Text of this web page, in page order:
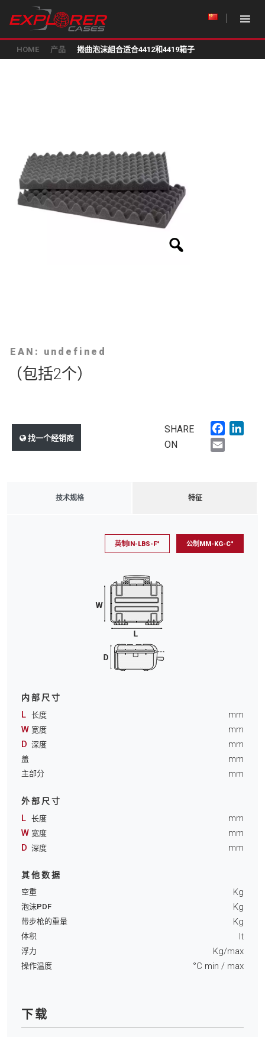
HOME 产品 捲曲泡沫組合适合4412和4419箱子
EAN: undefined
（包括2个）
找一个经销商
SHARE
ON
技术规格 特征
英制IN-LBS-F° 公制MM-KG-C°
内部尺寸
L 长度
mm
W 宽度
mm
D 深度 mm
盖 mm
主部分 mm
外部尺寸
L 长度
mm
W 宽度
mm
D 深度 mm
其他数据
空重 Kg
泡沫PDF Kg
带步枪的重量 Kg
体积 lt
浮力 Kg/max
操作温度 °C min / max
下载